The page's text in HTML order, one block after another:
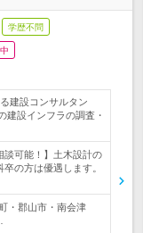
学歴不問
建設コンサルタン
建設インフラの調査・
可能！】土木設計の
の方は優遇します。
・郡山市・南会津